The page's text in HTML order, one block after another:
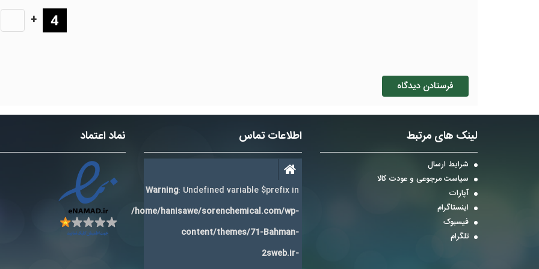
+
لینک های مرتبط
شرایط ارسال
سیاست مرجوعی و عودت کالا
آپارات
اینستاگرام
فیسبوک
تلگرام
اطلاعات تماس
Warning: Undefined variable $prefix in
/home/hanisawe/sorenchemical.com/wp-
content/themes/71-Bahman-
2sweb.ir-
نماد اعتماد